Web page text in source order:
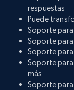
respuestas
Puede
Soporte
Soporte
Soporte
Soporte
más
Soporte